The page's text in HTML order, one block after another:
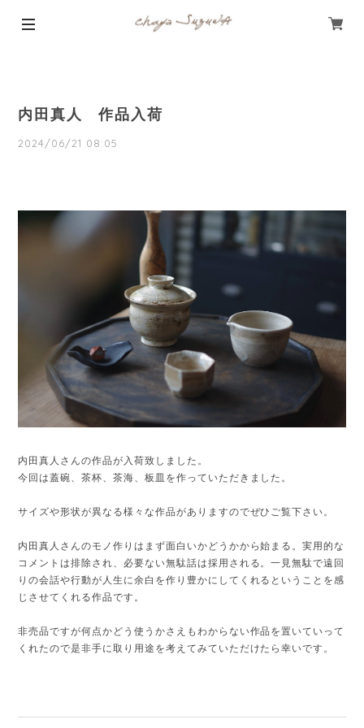
内田真人 作品入荷
2024/06/21 08:05
内田真人さんの作品が入荷致しました。
今回は蓋碗、茶杯、茶海、板皿を作っていただきました。
サイズや形状が異なる様々な作品がありますのでぜひご覧下さい。
内田真人さんのモノ作りはまず面白いかどうかから始まる。実用的な
コメントは排除され、必要ない無駄話は採用される。一見無駄で遠回
りの会話や行動が人生に余白を作り豊かにしてくれるということを感
じさせてくれる作品です。
非売品ですが何点かどう使うかさえもわからない作品を置いていって
くれたので是非手に取り用途を考えてみていただけたら幸いです。